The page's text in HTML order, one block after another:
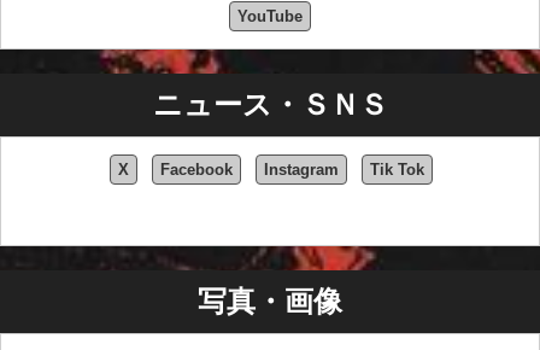
YouTube
ニュース・ＳＮＳ
X Facebook Instagram Tik Tok
写真・画像